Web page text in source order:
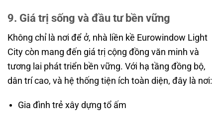
9. Giá trị sống và đầu tư bền vững
Không chỉ là nơi để ở, nhà liền kề Eurowindow Light
City còn mang đến giá trị cộng đồng văn minh và
tương lai phát triển bền vững. Với hạ tầng đồng bộ,
dân trí cao, và hệ thống tiện ích toàn diện, đây là nơi:
Gia đình trẻ xây dựng tổ ấm